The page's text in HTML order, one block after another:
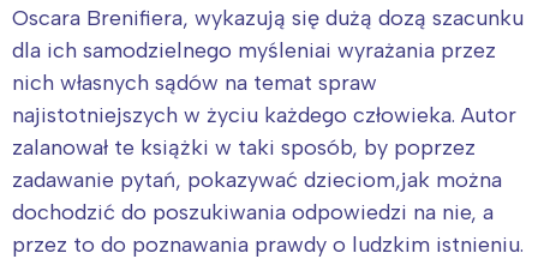
Oscara Brenifiera, wykazują się dużą dozą szacunku
dla ich samodzielnego myśleniai wyrażania przez
nich własnych sądów na temat spraw
najistotniejszych w życiu każdego człowieka. Autor
zalanował te książki w taki sposób, by poprzez
zadawanie pytań, pokazywać dzieciom,jak można
dochodzić do poszukiwania odpowiedzi na nie, a
przez to do poznawania prawdy o ludzkim istnieniu.